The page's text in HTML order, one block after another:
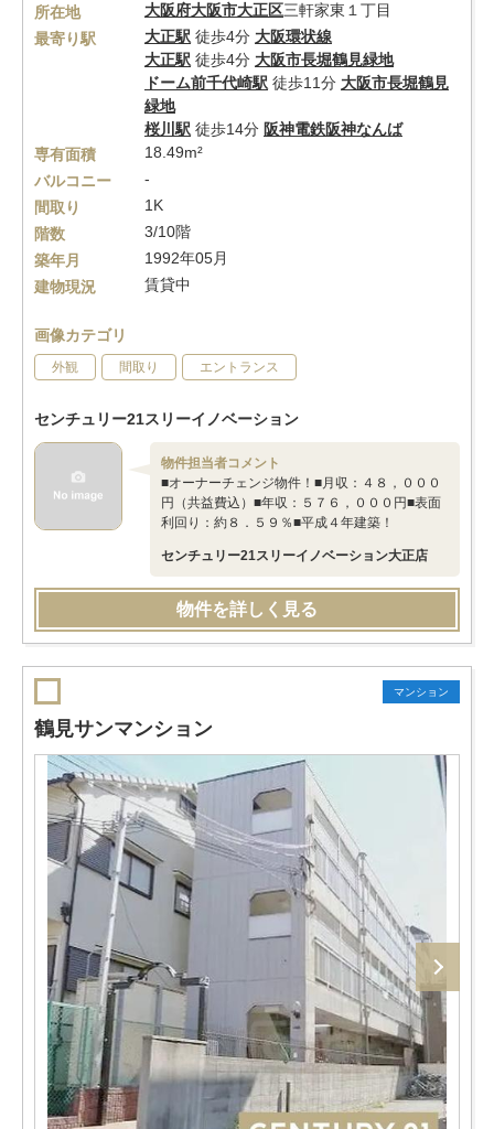
所在地 大阪府大阪市大正区三軒家東１丁目
最寄り駅
大正駅 徒歩4分 大阪環状線
大正駅 徒歩4分 大阪市長堀鶴見緑地
ドーム前千代崎駅 徒歩11分 大阪市長堀鶴見
緑地
桜川駅 徒歩14分 阪神電鉄阪神なんば
専有面積
18.49m²
バルコニー
-
間取り
1K
階数
3/10階
築年月
1992年05月
建物現況
賃貸中
画像カテゴリ
外観 間取り エントランス
センチュリー21スリーイノベーション
物件担当者コメント
■オーナーチェンジ物件！■月収：４８，０００
円（共益費込）■年収：５７６，０００円■表面
利回り：約８．５９％■平成４年建築！
センチュリー21スリーイノベーション大正店
物件を詳しく見る
マンション
鶴見サンマンション